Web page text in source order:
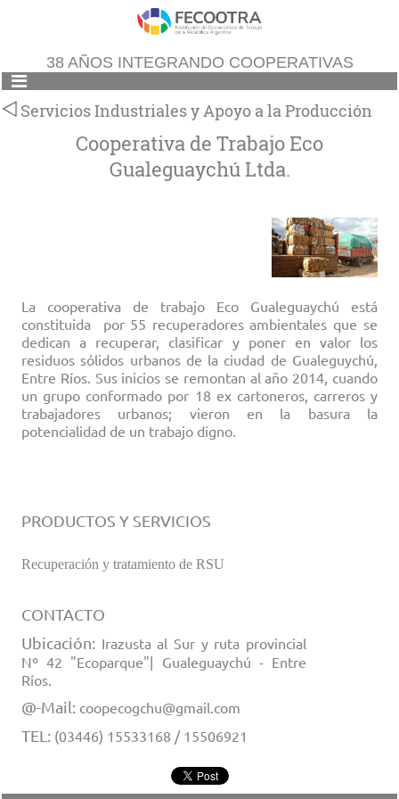
38 AÑOS INTEGRANDO COOPERATIVAS
Servicios Industriales y Apoyo a la Producción
Cooperativa de Trabajo Eco
Gualeguaychú Ltda.
La cooperativa de trabajo Eco Gualeguaychú está
constituida por 55 recuperadores ambientales que se
dedican a recuperar, clasificar y poner en valor los
residuos sólidos urbanos de la ciudad de Gualeguychú,
Entre Ríos. Sus inicios se remontan al año 2014, cuando
un grupo conformado por 18 ex cartoneros, carreros y
trabajadores urbanos; vieron en la basura la
potencialidad de un trabajo digno.
PRODUCTOS Y SERVICIOS
Recuperación y tratamiento de RSU
CONTACTO
Ubicación: Irazusta al Sur y ruta provincial
Nº 42 "Ecoparque"| Gualeguaychú - Entre
Ríos.
@-Mail: coopecogchu@gmail.com
TEL: (03446) 15533168 / 15506921